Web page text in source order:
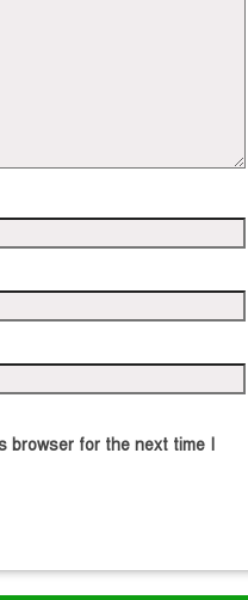
browser for the next time I